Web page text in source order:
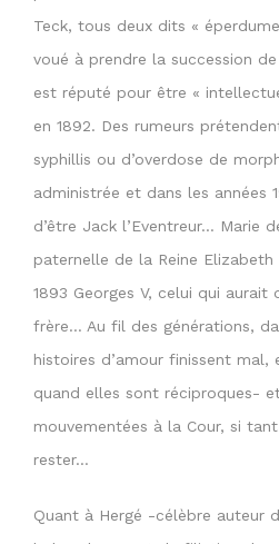
Teck, tous deux dits «
voué à prendre la succession
est réputé pour être «
en 1892. Des rumeurs
syphillis ou d’overdose de
administrée et dans les années
d’être Jack l’Eventreur… Marie
paternelle de la Reine
1893 Georges V, celui qui aurait
frère… Au fil des générations,
histoires d’amour finissent
quand elles sont réciproques-
mouvementées à la Cour, si
rester…
Quant à Hergé -célèbre auteur